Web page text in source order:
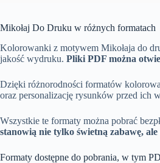
Mikołaj Do Druku w różnych formatach
Kolorowanki z motywem Mikołaja do
jakość wydruku. Pliki PDF można
Dzięki różnorodności formatów
oraz personalizację rysunków przed ich
Wszystkie te formaty można pobrać
stanowią nie tylko świetną zabawę,
Formaty dostępne do pobrania, w tym